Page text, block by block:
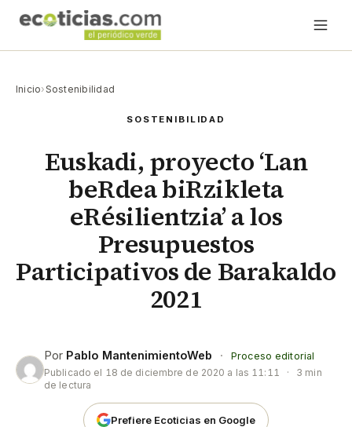
Inicio›Sostenibilidad
SOSTENIBILIDAD
Euskadi, proyecto ‘Lan
beRdea biRzikleta
eRésilientzia’ a los
Presupuestos
Participativos de Barakaldo
2021
Por Pablo MantenimientoWeb ·
Proceso editorial
Publicado el 18 de diciembre de 2020 a las 11:11 ·
3 min
de lectura
Prefiere Ecoticias en Google